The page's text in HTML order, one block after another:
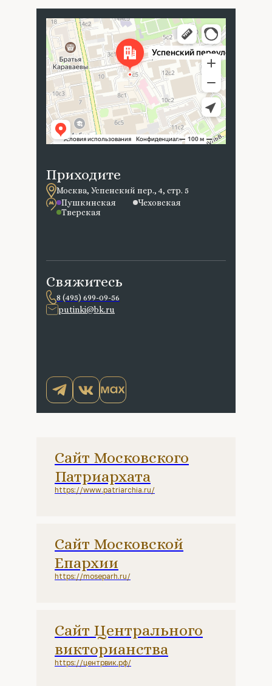
Свяжитесь
8 (495) 699-09-56
putinki@bk.ru
Приходите
Москва, Успенский пер., 4, стр. 5
Пушкинская
Чеховская
Тверская
Москва
Успенский переулок, 4с5 — Яндекс Карты
Сайт Центрального
викторианства
https://центрвик.рф/
Сайт Московской
Епархии
https://moseparh.ru/
Сайт Московского
Патриархата
https://www.patriarchia.ru/